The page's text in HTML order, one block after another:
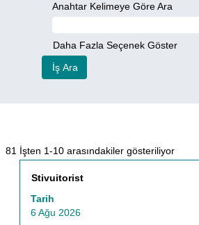
Anahtar Kelimeye Göre Ara
Daha Fazla Seçenek Göster
81 İşten 1-10 arasındakiler gösteriliyorArama
terimi
Başlık
Stivuitorist
Tarih
6 Ağu 2026
İş
tam
içeriğini